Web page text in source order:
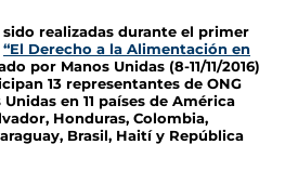
realizadas durante el primer
“El Derecho a la Alimentación en
por Manos Unidas (8-11/11/2016)
13 representantes de ONG
en 11 países de América
Honduras, Colombia,
Brasil, Haití y República